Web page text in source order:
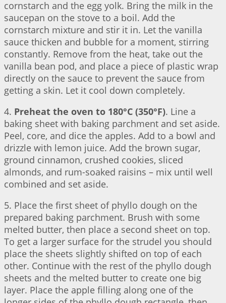
cornstarch and the egg yolk. Bring the milk in the
saucepan on the stove to a boil. Add the
cornstarch mixture and stir it in. Let the vanilla
sauce thicken and bubble for a moment, stirring
constantly. Remove from the heat, take out the
vanilla bean pod, and place a piece of plastic wrap
directly on the sauce to prevent the sauce from
getting a skin. Let it cool down completely.
4. Preheat the oven to 180°C (350°F). Line a
baking sheet with baking parchment and set aside.
Peel, core, and dice the apples. Add to a bowl and
drizzle with lemon juice. Add the brown sugar,
ground cinnamon, crushed cookies, sliced
almonds, and rum-soaked raisins – mix until well
combined and set aside.
5. Place the first sheet of phyllo dough on the
prepared baking parchment. Brush with some
melted butter, then place a second sheet on top.
To get a larger surface for the strudel you should
place the sheets slightly shifted on top of each
other. Continue with the rest of the phyllo dough
sheets and the melted butter to create one big
layer. Place the apple filling along one of the